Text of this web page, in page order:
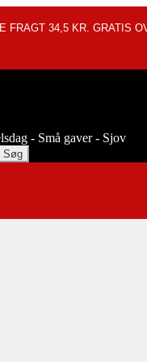
FRAGT 34,5 KR. GRATIS
Søg